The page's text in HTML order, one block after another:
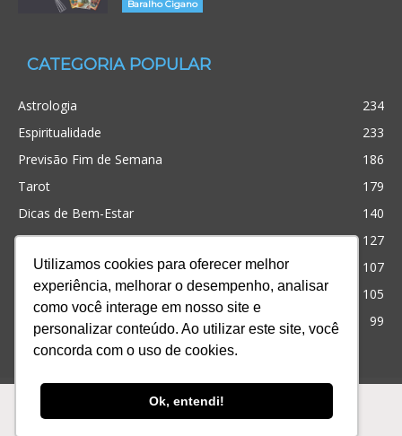
Utilizamos cookies para oferecer melhor
experiência, melhorar o desempenho, analisar
como você interage em nosso site e
personalizar conteúdo. Ao utilizar este site, você
concorda com o uso de cookies.
Ok, entendi!
Baralho Cigano
CATEGORIA POPULAR
Astrologia
234
Espiritualidade
233
Previsão Fim de Semana
186
Tarot
179
Dicas de Bem-Estar
140
Cristianismo
127
Simpatias
107
Significado dos sonhos
105
99
Ofertas Produtos